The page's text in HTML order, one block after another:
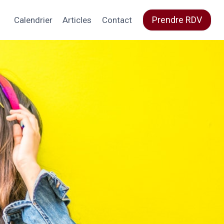
Calendrier Articles Contact Prendre RDV